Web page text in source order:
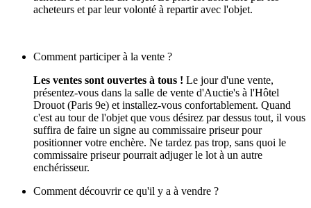
acheteurs et par leur volonté à repartir avec l'objet.
Comment participer à la vente ?
Les ventes sont ouvertes à tous ! Le jour d'une vente,
présentez-vous dans la salle de vente d'Auctie's à l'Hôtel
Drouot (Paris 9e) et installez-vous confortablement. Quand
c'est au tour de l'objet que vous désirez par dessus tout, il vous
suffira de faire un signe au commissaire priseur pour
positionner votre enchère. Ne tardez pas trop, sans quoi le
commissaire priseur pourrait adjuger le lot à un autre
enchérisseur.
Comment découvrir ce qu'il y a à vendre ?